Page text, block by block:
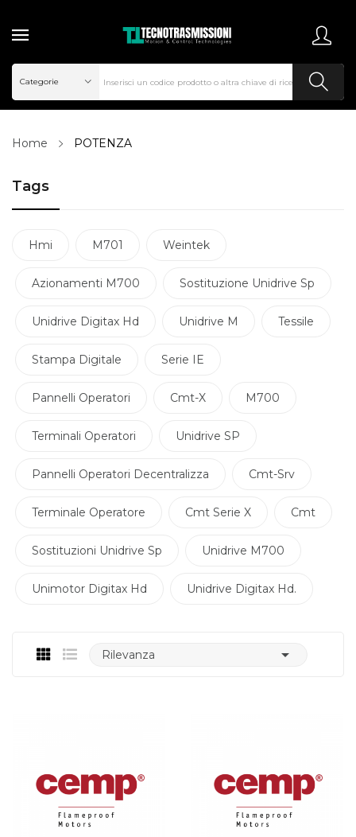
Home POTENZA
Tags
Hmi M701 Weintek
Azionamenti M700 Sostituzione Unidrive Sp
Unidrive Digitax Hd Unidrive M Tessile
Stampa Digitale Serie IE
Pannelli Operatori Cmt-X M700
Terminali Operatori Unidrive SP
Pannelli Operatori Decentralizza Cmt-Srv
Terminale Operatore Cmt Serie X Cmt
Sostituzioni Unidrive Sp Unidrive M700
Unimotor Digitax Hd Unidrive Digitax Hd.
Rilevanza 